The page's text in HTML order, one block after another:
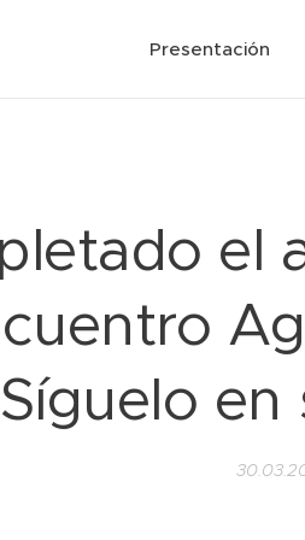
Presentación
el